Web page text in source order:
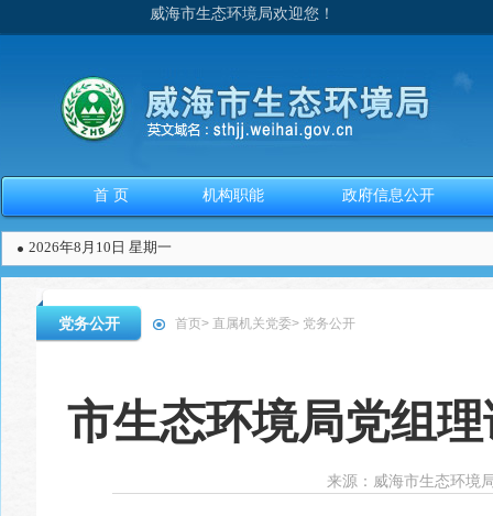
威海市生态环境局欢迎您！
首 页 机构职能 政府信息公开
2026年8月10日 星期一
党务公开 首页> 直属机关党委> 党务公开
市生态环境局党组
来源： 威海市生态环境